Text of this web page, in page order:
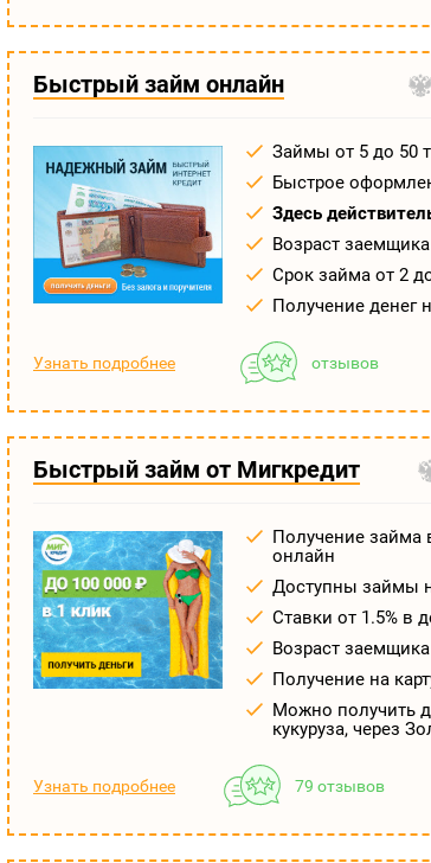
Быстрый займ онлайн
Займы от 5 до 50
Быстрое
Здесь
Возраст
Срок займа от 2
Получение денег
Узнать подробнее отзывов
Быстрый займ от Мигкредит
Получение займа
онлайн
Доступны займы
Ставки от 1.5% в
Возраст
Получение на
Можно получить
кукуруза, через
Узнать подробнее 79 отзывов